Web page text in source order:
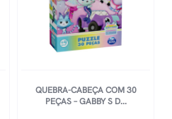
QUEBRA-CABEÇA COM 30
PEÇAS – GABBY S D...